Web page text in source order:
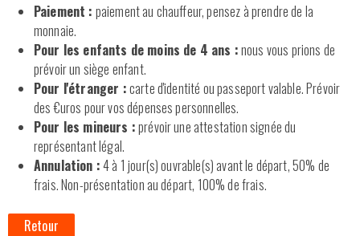
Paiement : paiement au chauffeur, pensez à prendre de la
monnaie.
Pour les enfants de moins de 4 ans :nous vous prions de
prévoir un siège enfant.
Pour l'étranger :carte d'identité ou passeport valable. Prévoir
des €uros pour vos dépenses personnelles.
Pour les mineurs :prévoir une attestation signée du
représentant légal.
Annulation :4 à 1 jour(s) ouvrable(s) avant le départ, 50% de
frais. Non-présentation au départ, 100% de frais.
Retour